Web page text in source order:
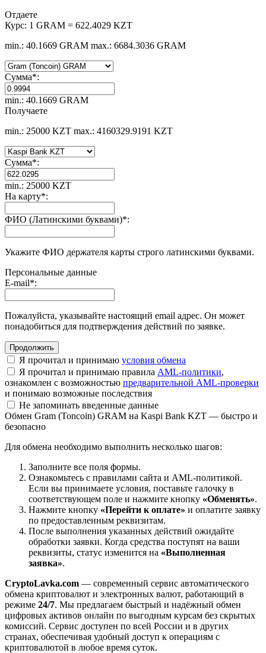
Отдаете
Курс: 1 GRAM = 622.4029 KZT
min.: 40.1669 GRAM max.: 6684.3036 GRAM
Сумма*:
min.: 40.1669 GRAM
Получаете
min.: 25000 KZT max.: 4160329.9191 KZT
Сумма*:
min.: 25000 KZT
На карту*:
ФИО (Латинскими буквами)*:
Укажите ФИО держателя карты строго латинскими буквами.
Персональные данные
E-mail*:
Пожалуйста, указывайте настоящий email адрес. Он может
понадобиться для подтверждения действий по заявке.
Я прочитал и принимаю условия обмена
Я прочитал и принимаю правила AML-политики,
ознакомлен с возможностью предварительной AML-проверки
и понимаю возможные последствия
Не запоминать введенные данные
Обмен Gram (Toncoin) GRAM на Kaspi Bank KZT — быстро и
безопасно
Для обмена необходимо выполнить несколько шагов:
Заполните все поля формы.
Ознакомьтесь с правилами сайта и AML-политикой.
Если вы принимаете условия, поставьте галочку в
соответствующем поле и нажмите кнопку «Обменять».
Нажмите кнопку «Перейти к оплате» и оплатите заявку
по предоставленным реквизитам.
После выполнения указанных действий ожидайте
обработки заявки. Когда средства поступят на ваши
реквизиты, статус изменится на «Выполненная
заявка».
CryptoLavka.com — современный сервис автоматического
обмена криптовалют и электронных валют, работающий в
режиме 24/7. Мы предлагаем быстрый и надёжный обмен
цифровых активов онлайн по выгодным курсам без скрытых
комиссий. Сервис доступен по всей России и в других
странах, обеспечивая удобный доступ к операциям с
криптовалютой в любое время суток.